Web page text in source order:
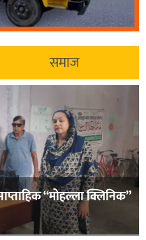
समाज
“मोहल्ला क्लिनिक”